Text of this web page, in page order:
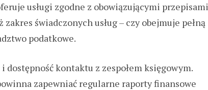
usługi zgodne z obowiązującymi przepisami
świadczonych usług – czy obejmuje pełną
podatkowe.
kontaktu z zespołem księgowym.
zapewniać regularne raporty finansowe